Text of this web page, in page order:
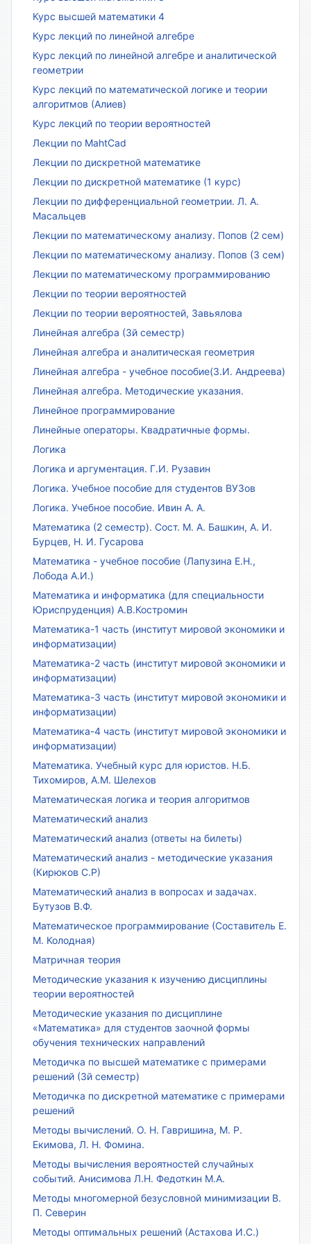
Курс высшей математики 4
Курс лекций по линейной алгебре
Курс лекций по линейной алгебре и аналитической
геометрии
Курс лекций по математической логике и теории
алгоритмов (Алиев)
Курс лекций по теории вероятностей
Лекции по MahtCad
Лекции по дискретной математике
Лекции по дискретной математике (1 курс)
Лекции по дифференциальной геометрии. Л. А.
Масальцев
Лекции по математическому анализу. Попов (2 сем)
Лекции по математическому анализу. Попов (3 сем)
Лекции по математическому программированию
Лекции по теории вероятностей
Лекции по теории вероятностей, Завьялова
Линейная алгебра (3й семестр)
Линейная алгебра и аналитическая геометрия
Линейная алгебра - учебное пособие(З.И. Андреева)
Линейная алгебра. Методические указания.
Линейное программирование
Линейные операторы. Квадратичные формы.
Логика
Логика и аргументация. Г.И. Рузавин
Логика. Учебное пособие для студентов ВУЗов
Логика. Учебное пособие. Ивин А. А.
Математика (2 семестр). Сост. М. А. Башкин, А. И.
Бурцев, Н. И. Гусарова
Математика - учебное пособие (Лапузина Е.Н.,
Лобода А.И.)
Математика и информатика (для специальности
Юриспруденция) А.В.Костромин
Математика-1 часть (институт мировой экономики и
информатизации)
Математика-2 часть (институт мировой экономики и
информатизации)
Математика-3 часть (институт мировой экономики и
информатизации)
Математика-4 часть (институт мировой экономики и
информатизации)
Математика. Учебный курс для юристов. Н.Б.
Тихомиров, А.М. Шелехов
Математическая логика и теория алгоритмов
Математический анализ
Математический анализ (ответы на билеты)
Математический анализ - методические указания
(Кирюков С.Р)
Математический анализ в вопросах и задачах.
Бутузов В.Ф.
Математическое программирование (Составитель Е.
М. Колодная)
Матричная теория
Методические указания к изучению дисциплины
теории вероятностей
Методические указания по дисциплине
«Математика» для студентов заочной формы
обучения технических направлений
Методичка по высшей математике с примерами
решений (3й семестр)
Методичка по дискретной математике с примерами
решений
Методы вычислений. О. Н. Гавришина, М. Р.
Екимова, Л. Н. Фомина.
Методы вычисления вероятностей случайных
событий. Анисимова Л.Н. Федоткин М.А.
Методы многомерной безусловной минимизации В.
П. Северин
Методы оптимальных решений (Астахова И.С.)